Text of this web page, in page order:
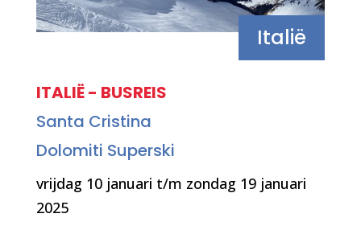
Italië
ITALIË - BUSREIS
Santa Cristina
Dolomiti Superski
vrijdag 10 januari t/m zondag 19 januari
2025